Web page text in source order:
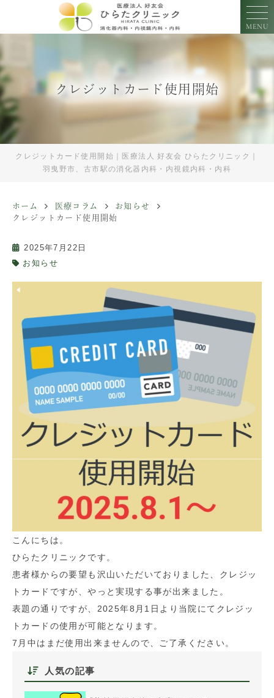
MENU
クレジットカード使用開始
クレジットカード使用開始｜医療法人 好友会 ひらたクリニック｜
羽曳野市、古市駅の消化器内科・内視鏡内科・内科
ホーム 医療コラム
お知らせ
クレジットカード使用開始
2025年7月22日
お知らせ
こんにちは。
ひらたクリニックです。
患者様からの要望も沢山いただいておりました、クレジッ
トカードですが、やっと実現する事が出来ました。
表題の通りですが、2025年8月1日より当院にてクレジッ
トカードの使用が可能となります。
7月中はまだ使用出来ませんので、ご了承ください。
人気の記事